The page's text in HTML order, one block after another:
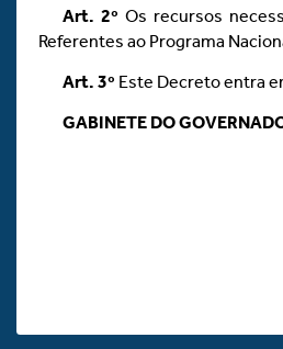
Art. 2º Os recursos
Referentes ao Programa
Art. 3º Este Decreto entra
GABINETE DO